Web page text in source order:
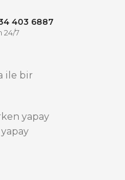
403 6887
24/7
ile bir
yapay